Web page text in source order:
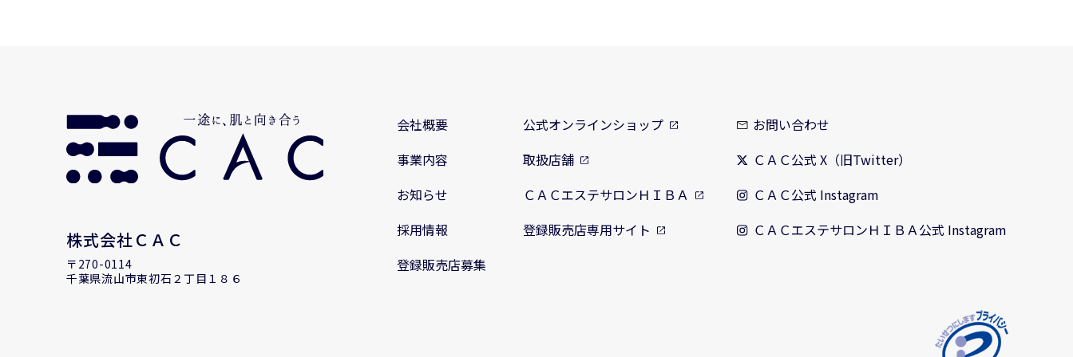
株式会社ＣＡＣ
〒270-0114
千葉県流山市東初石２丁目１８６
会社概要
事業内容
お知らせ
採用情報
登録販売店募集
公式オンラインショップ
取扱店舗
ＣＡＣエステサロンＨＩＢＡ
登録販売店専用サイト
お問い合わせ
ＣＡＣ公式 X（旧Twitter）
ＣＡＣ公式 Instagram
ＣＡＣエステサロンＨＩＢＡ公式 Instagram